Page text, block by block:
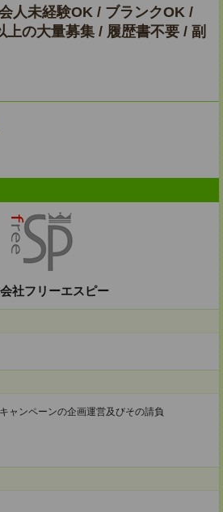
人未経験OK / ブランクOK /
上の大量募集 / 履歴書不要 / 副
社フリーエスピー
ャンペーンの企画運営及びその請負